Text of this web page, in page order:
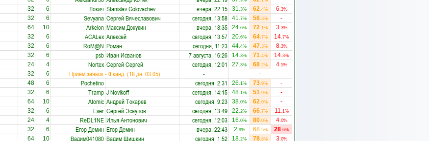
32 6 Локич Stanislav Golovachev вчера, 22:15 31.3% 62.4% 6.3%
32 6 Sevyana Сергей Вячеславович сегодня, 13:58 41.7% 58.3%
-
64 10 Arkelon Максим Докукин вчера, 18:35 24.6% 72.1% 3.3%
32 6 ACALex Алексей сегодня, 13:57 20.6% 64.7% 14.7%
32 6 RoM@N Роман ... сегодня, 11:23 44.4% 47.3% 8.3%
32 6 psb Иван Исванов 7 августа, 16:26 14.3% 71.4% 14.3%
24 4 Nortex Сергей Сергей сегодня, 12:01 27.3% 68.2% 4.5%
32 6 Прием заявок -0канд. (18 дн, 03:05) -
-
48 6 Pochetino сегодня, 2:31 26.1% 73.9%
-
32 6 Tramp J Novikoff сегодня, 14:15 48.1% 51.9%
-
64 10 Atomic Андрей Токарев сегодня, 9:23 38.0% 62.0%
-
32 6 Eser Сергей Эсаулов сегодня, 13:49 22.2% 66.7% 11.1%
24 4 ReDL1NE Илья Антонович сегодня, 12:03 16.0% 80.0% 4.0%
32 6 Егор Демин Егор Демин вчера, 22:43 2.9% 68.5% 28.6%
64 10 Вадим041080 Вадим Шишкин сегодня, 1:52 18.2% 78.8% 3.0%